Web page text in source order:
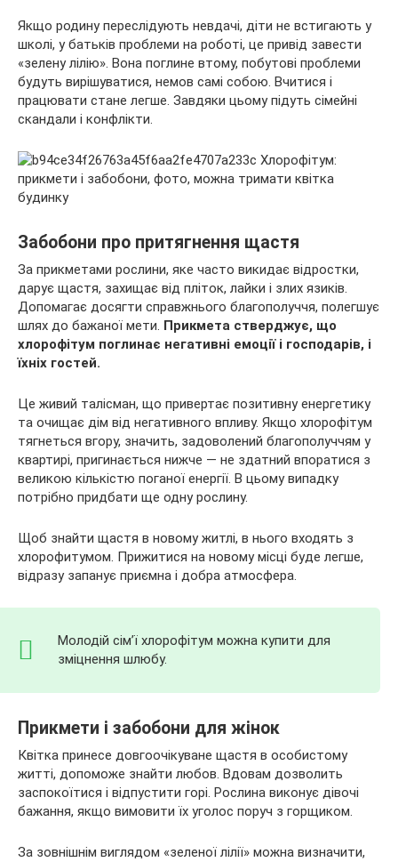
Якщо родину переслідують невдачі, діти не встигають у
школі, у батьків проблеми на роботі, це привід завести
«зелену лілію». Вона поглине втому, побутові проблеми
будуть вирішуватися, немов самі собою. Вчитися і
працювати стане легше. Завдяки цьому підуть сімейні
скандали і конфлікти.
Забобони про притягнення щастя
За прикметами рослини, яке часто викидає відростки,
дарує щастя, захищає від пліток, лайки і злих язиків.
Допомагає досягти справжнього благополуччя, полегшує
шлях до бажаної мети. Прикмета стверджує, що
хлорофітум поглинає негативні емоції і господарів, і
їхніх гостей.
Це живий талісман, що привертає позитивну енергетику
та очищає дім від негативного впливу. Якщо хлорофітум
тягнеться вгору, значить, задоволений благополуччям у
квартирі, пригинається нижче — не здатний впоратися з
великою кількістю поганої енергії. В цьому випадку
потрібно придбати ще одну рослину.
Щоб знайти щастя в новому житлі, в нього входять з
хлорофитумом. Прижитися на новому місці буде легше,
відразу запанує приємна і добра атмосфера.
Молодій сім’ї хлорофітум можна купити для
зміцнення шлюбу.
Прикмети і забобони для жінок
Квітка принесе довгоочікуване щастя в особистому
житті, допоможе знайти любов. Вдовам дозволить
заспокоїтися і відпустити горі. Рослина виконує дівочі
бажання, якщо вимовити їх уголос поруч з горщиком.
За зовнішнім виглядом «зеленої лілії» можна визначити,